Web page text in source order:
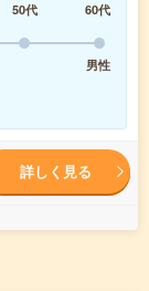
50代
60代
男性
詳しく見る